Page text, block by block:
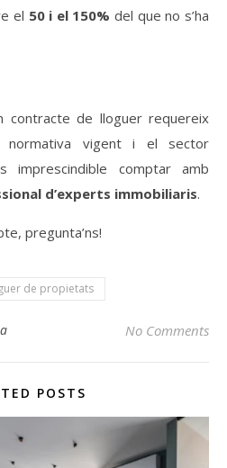
el 50 i el 150% del que no s’ha
contracte de lloguer requereix
normativa vigent i el sector
imprescindible comptar amb
d’experts immobiliaris.
pregunta’ns!
de propietats
No Comments
POSTS